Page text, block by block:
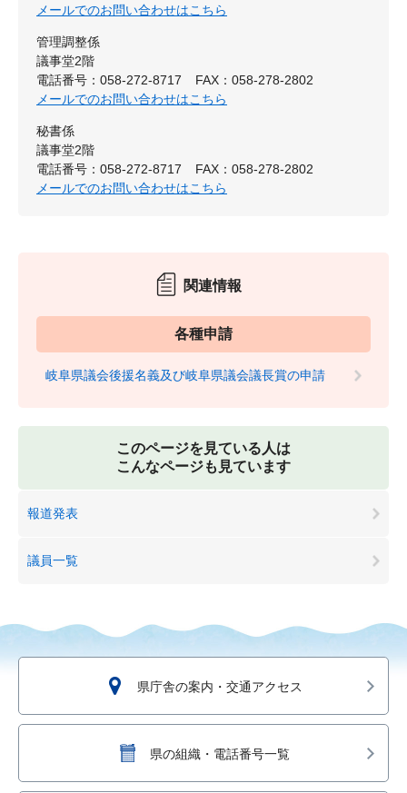
メールでのお問い合わせはこちら
管理調整係
議事堂2階
電話番号：058-272-8717
FAX：058-278-2802
メールでのお問い合わせはこちら
秘書係
議事堂2階
電話番号：058-272-8717
FAX：058-278-2802
メールでのお問い合わせはこちら
関連情報
各種申請
岐阜県議会後援名義及び岐阜県議会議長賞の申請
このページを見ている人は
こんなページも見ています
報道発表
議員一覧
県庁舎の案内・交通アクセス
県の組織・電話番号一覧